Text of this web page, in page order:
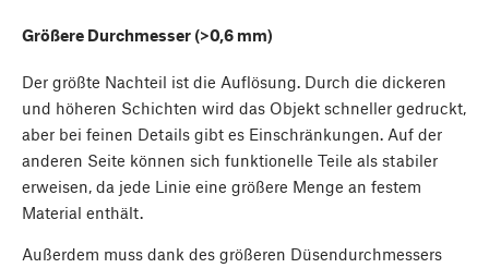
Größere Durchmesser (>0,6 mm)
Der größte Nachteil ist die Auflösung. Durch die dickeren
und höheren Schichten wird das Objekt schneller gedruckt,
aber bei feinen Details gibt es Einschränkungen. Auf der
anderen Seite können sich funktionelle Teile als stabiler
erweisen, da jede Linie eine größere Menge an festem
Material enthält.
Außerdem muss dank des größeren Düsendurchmessers